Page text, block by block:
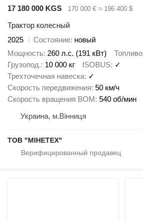
17 180 000 KGS
170 000 € ≈ 196 400 $
Трактор колесный
2025
Состояние новый
Мощность 260 л.с. (191 кВт) Топливо
Грузопод. 10 000 кг ISOBUS ✓
Трехточечная навеска ✓
Скорость передвижения 50 км/ч
Скорость вращения ВОМ 540 об/мин
Украина, м.Вінниця
ТОВ "МІНЕТЕХ"